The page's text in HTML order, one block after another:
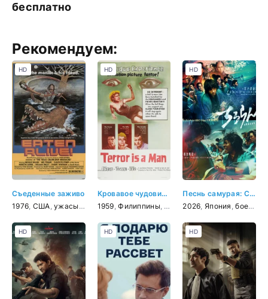
бесплатно
Рекомендуем:
Съеденные заживо
1976 США ,ужасы , триллер
HD
Кровавое чудовище
1959 ,Филиппины ужасы,фантастика ,
HD
Песнь самурая: Судьбоносная битва в Киото
2026 Япония ,боевик
HD
HD HD HD